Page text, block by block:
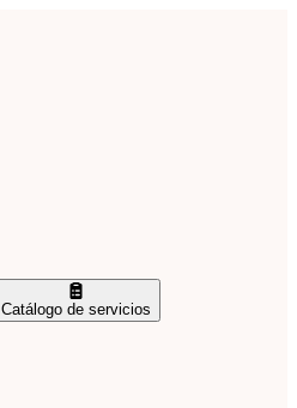
Catálogo de servicios